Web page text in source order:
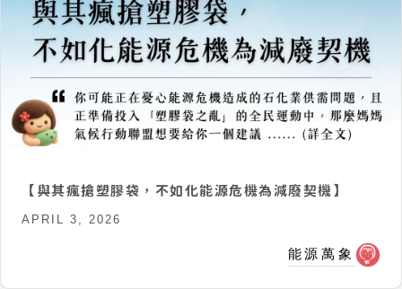
【與其瘋搶塑膠袋，不如化能源危機為減廢契機】
APRIL 3, 2026
能源萬象